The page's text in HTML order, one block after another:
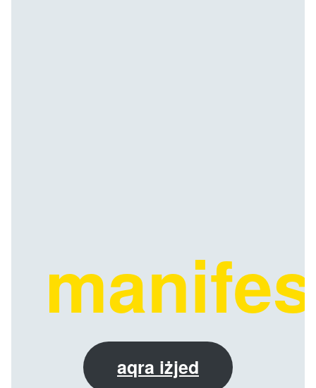
aqra iżjed